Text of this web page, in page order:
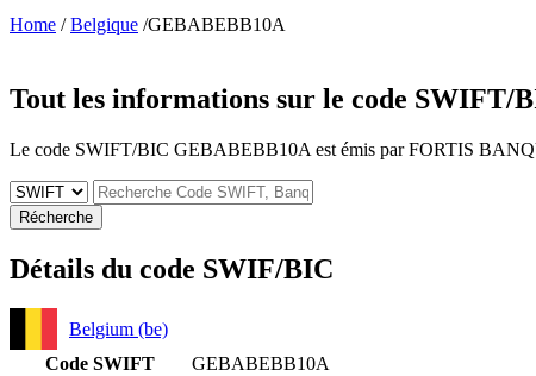
Home /Belgique /GEBABEBB10A
Tout les informations sur le code SWIFT/
Le code SWIFT/BIC GEBABEBB10A est émis par FORTIS
Récherche
Détails du code SWIF/BIC
Belgium (be)
Code SWIFT
GEBABEBB10A